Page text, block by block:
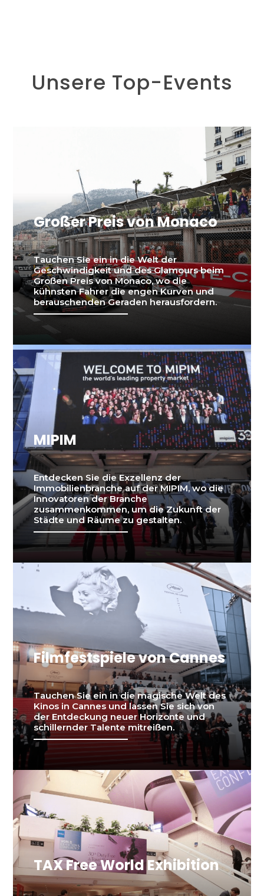
Unsere Top-Events
Großer Preis von Monaco
Tauchen Sie ein in die Welt der
Geschwindigkeit und des Glamours beim
Großen Preis von Monaco, wo die
kühnsten Fahrer die engen Kurven und
berauschenden Geraden herausfordern.
MIPIM
Entdecken Sie die Exzellenz der
Immobilienbranche auf der MIPIM, wo die
Innovatoren der Branche
zusammenkommen, um die Zukunft der
Städte und Räume zu gestalten.
Filmfestspiele von Cannes
Tauchen Sie ein in die magische Welt des
Kinos in Cannes und lassen Sie sich von
der Entdeckung neuer Horizonte und
schillernder Talente mitreißen.
TAX Free World Exhibition